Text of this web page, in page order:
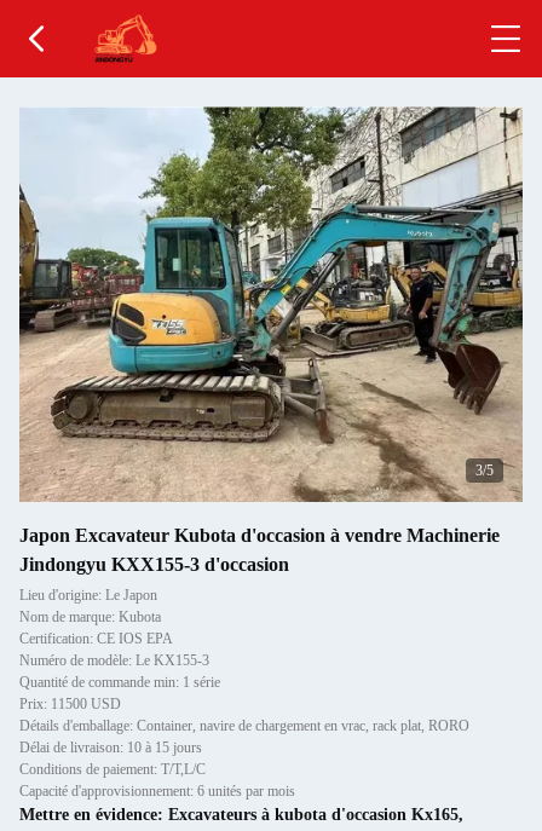
4/5
Japon Excavateur Kubota d'occasion à vendre Machinerie
Jindongyu KXX155-3 d'occasion
Lieu d'origine: Le Japon
Nom de marque: Kubota
Certification: CE IOS EPA
Numéro de modèle: Le KX155-3
Quantité de commande min: 1 série
Prix: 11500 USD
Détails d'emballage: Container, navire de chargement en vrac, rack plat, RORO
Délai de livraison: 10 à 15 jours
Conditions de paiement: T/T,L/C
Capacité d'approvisionnement: 6 unités par mois
Mettre en évidence: Excavateurs à kubota d'occasion Kx165,